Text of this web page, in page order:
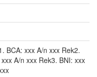
BCA: xxx A/n xxx Rek2.
xxx A/n xxx Rek3. BNI: xxx